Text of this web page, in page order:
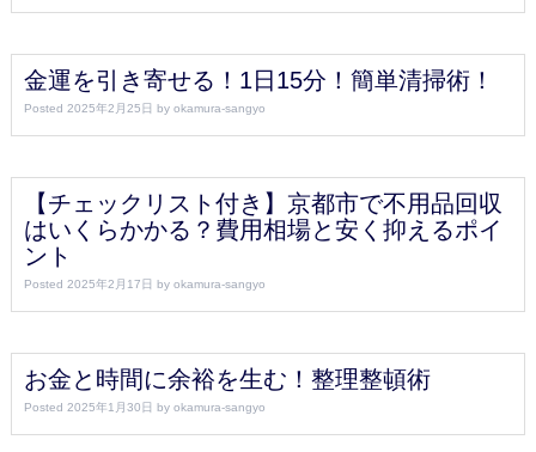
金運を引き寄せる！1日15分！簡単清掃術！
Posted 2025年2月25日 by okamura-sangyo
【チェックリスト付き】京都市で不用品回収
はいくらかかる？費用相場と安く抑えるポイ
ント
Posted 2025年2月17日 by okamura-sangyo
お金と時間に余裕を生む！整理整頓術
Posted 2025年1月30日 by okamura-sangyo